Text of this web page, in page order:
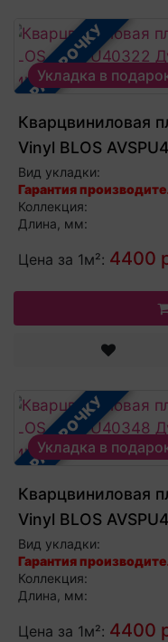
В РАССРОЧКУ
Укладка в
Кварцвиниловая
Vinyl BLOS
песчаный,
Вид укладки:
Гарантия
Коллекция:
Длина, мм:
Цена за 1м²: 4400
В РАССРОЧКУ
Укладка в
Кварцвиниловая
Vinyl BLOS
натуральный,
Вид укладки:
Гарантия
Коллекция:
Длина, мм:
Цена за 1м²: 4400